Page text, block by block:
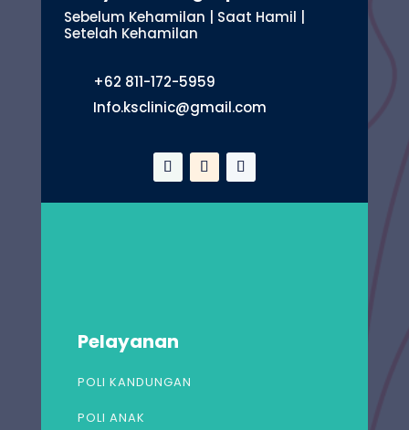
Sebelum Kehamilan | Saat Hamil |
Setelah Kehamilan
+62 811-172-5959
Info.ksclinic@gmail.com
Pelayanan
POLI KANDUNGAN
POLI ANAK